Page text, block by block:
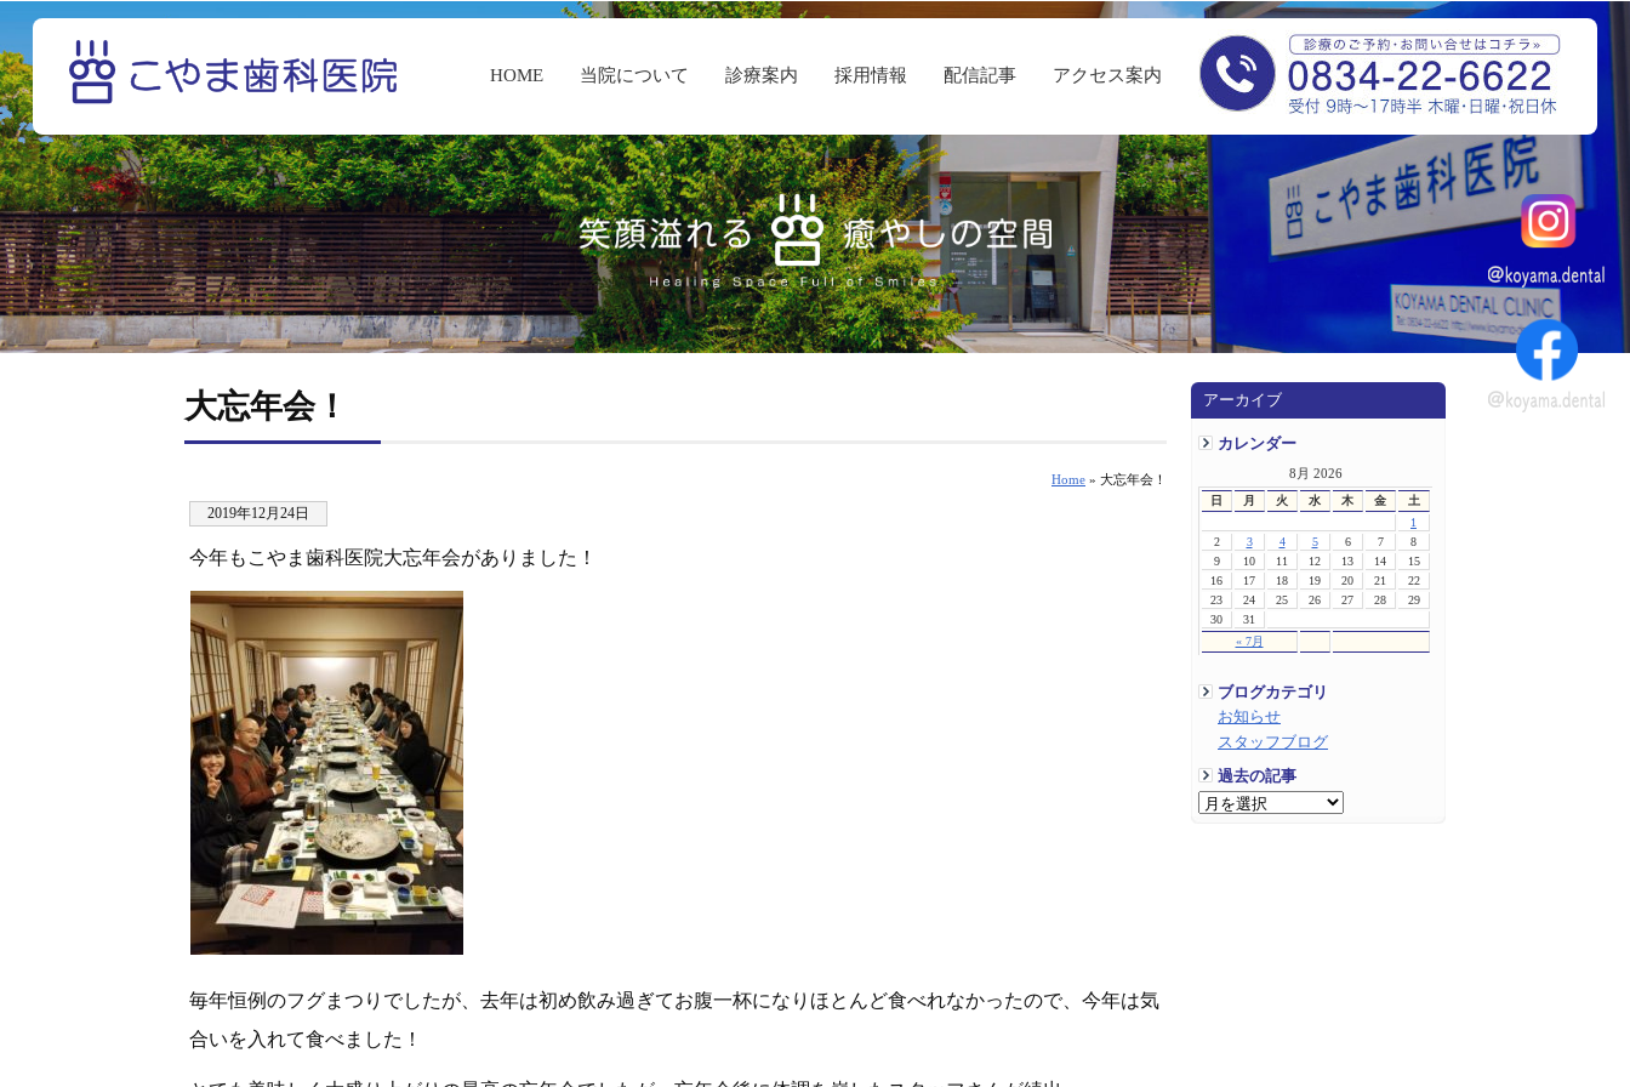
HOME 当院について 診療案内 採用情報 配信記事 アクセス案内
アーカイブ
カレンダー
8月 2026
日 月 火 水 木 金 土
« 7月
1
2
3 4 5 6 7
8
9
10 11 12 13 14
15
16
17 18 19 20 21
22
23
24 25 26 27 28
29
30
31
ブログカテゴリ
お知らせ
スタッフブログ
過去の記事
大忘年会！
Home » 大忘年会！
2019年12月24日
今年もこやま歯科医院大忘年会がありました！
毎年恒例のフグまつりでしたが、去年は初め飲み過ぎてお腹一杯になりほとんど食べれなかったので、今年は気
合いを入れて食べました！